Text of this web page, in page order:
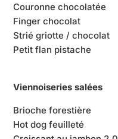
Couronne chocolatée
Finger chocolat
Strié griotte / chocolat
Petit flan pistache
Viennoiseries salées
Brioche forestière
Hot dog feuilleté